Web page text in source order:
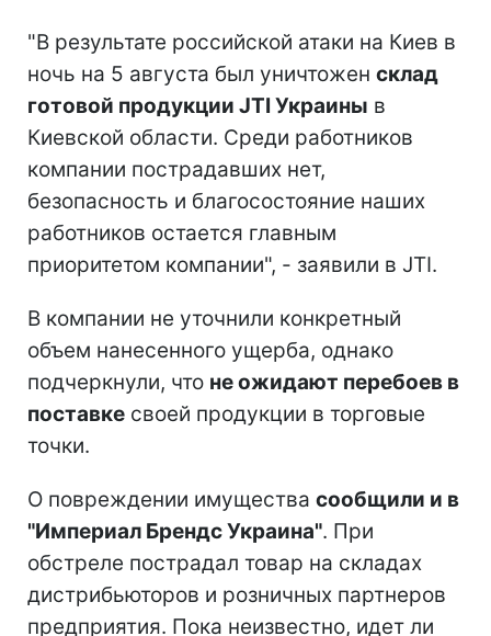
"В результате российской атаки на Киев в
ночь на 5 августа был уничтожен склад
готовой продукции JTI Украины в
Киевской области. Среди работников
компании пострадавших нет,
безопасность и благосостояние наших
работников остается главным
приоритетом компании", - заявили в JTI.
В компании не уточнили конкретный
объем нанесенного ущерба, однако
подчеркнули, что не ожидают перебоев в
поставке своей продукции в торговые
точки.
О повреждении имущества сообщили и в
"Империал Брендс Украина". При
обстреле пострадал товар на складах
дистрибьюторов и розничных партнеров
предприятия. Пока неизвестно, идет ли